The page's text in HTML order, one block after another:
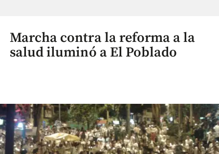
Marcha contra la reforma a la
salud iluminó a El Poblado